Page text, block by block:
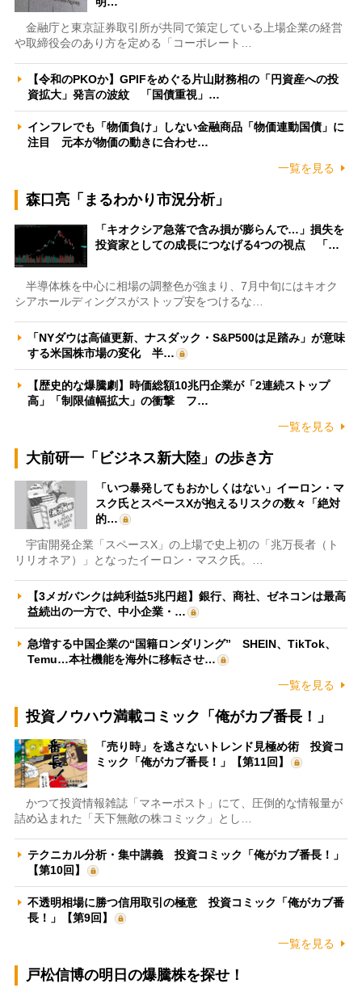
金融庁と東京証券取引所が共同で策定している上場企業の経営
や取締役会のあり方を定める「コーポレート…
【令和のPKOか】GPIFをめぐる片山財務相の「円資産への投
資拡大」発言の波紋 「国債重視」…
インフレでも「物価負け」しない金融商品「物価連動国債」に
注目 元本が物価の動きに合わせ…
一覧を見る
森口亮「まるわかり市況分析」
「キオクシア急落で含み損が膨らんで…」損失を
投資家としての成長につなげる4つの視点 「…
半導体株を中心に相場の調整色が強まり、7月中旬にはキオク
シアホールディングスがストップ安をつけるな…
「NYダウは高値更新、ナスダック・S&P500は足踏み」が意味
する米国株市場の変化 半…
【歴史的な爆騰劇】時価総額10兆円企業が「2連続ストップ
高」「制限値幅拡大」の衝撃 フ…
一覧を見る
大前研一「ビジネス新大陸」の歩き方
「いつ暴発してもおかしくはない」イーロン・マ
スク氏とスペースXが抱えるリスクの数々「絶対
的…
宇宙開発企業「スペースX」の上場で史上初の「兆万長者（ト
リリオネア）」となったイーロン・マスク氏。…
【3メガバンクは純利益5兆円超】銀行、商社、ゼネコンは最高
益続出の一方で、中小企業・…
急増する中国企業の“国籍ロンダリング” SHEIN、TikTok、
Temu…本社機能を海外に移転させ…
一覧を見る
投資ノウハウ満載コミック「俺がカブ番長！」
「売り時」を逃さないトレンド見極め術 投資コ
ミック「俺がカブ番長！」【第11回】
かつて投資情報雑誌「マネーポスト」にて、圧倒的な情報量が
詰め込まれた「天下無敵の株コミック」とし…
テクニカル分析・集中講義 投資コミック「俺がカブ番長！」
【第10回】
不透明相場に勝つ信用取引の極意 投資コミック「俺がカブ番
長！」【第9回】
一覧を見る
戸松信博の明日の爆騰株を探せ！